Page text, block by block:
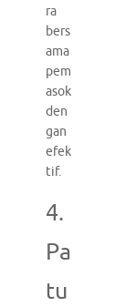
ra
bers
ama
pem
asok
den
gan
efek
tif.
4.
Pa
tu